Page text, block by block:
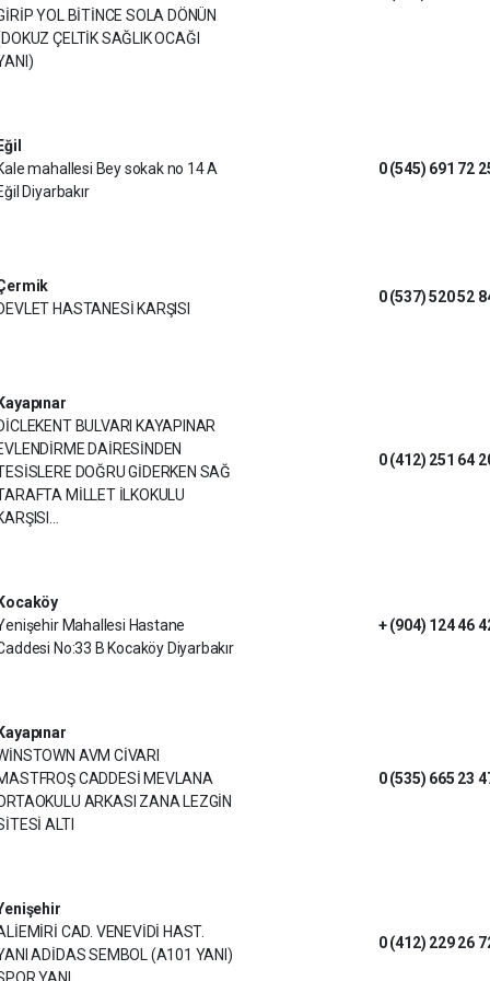
YOL BİTİNCE SOLA DÖNÜN
ÇELTİK SAĞLIK OCAĞI
mahallesi Bey sokak no 14 A
Diyarbakır
0 (545) 691 72
HASTANESİ KARŞISI
0 (537) 520 52
BULVARI KAYAPINAR
DAİRESİNDEN
DOĞRU GİDERKEN SAĞ
MİLLET İLKOKULU
0 (412) 251 64
Mahallesi Hastane
No:33 B Kocaköy Diyarbakır
+ (904) 124 46
AVM CİVARI
CADDESİ MEVLANA
ARKASI ZANA LEZGİN
ALTI
0 (535) 665 23
CAD. VENEVİDİ HAST.
ADİDAS SEMBOL (A101 YANI)
YANI
0 (412) 229 26